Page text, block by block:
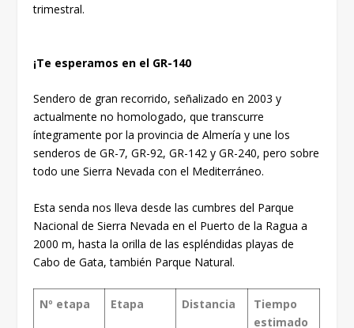
trimestral.
¡Te esperamos en el GR-140
Sendero de gran recorrido, señalizado en 2003 y
actualmente no homologado, que transcurre
íntegramente por la provincia de Almería y une los
senderos de GR-7, GR-92, GR-142 y GR-240, pero sobre
todo une Sierra Nevada con el Mediterráneo.
Esta senda nos lleva desde las cumbres del Parque
Nacional de Sierra Nevada en el Puerto de la Ragua a
2000 m, hasta la orilla de las espléndidas playas de
Cabo de Gata, también Parque Natural.
Nº etapa Etapa Distancia
Tiempo
estimado